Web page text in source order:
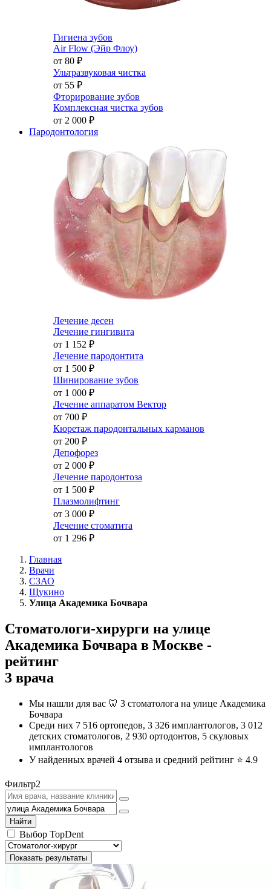
Гигиена зубов
Air Flow (Эйр Флоу)
от 80 ₽
Ультразвуковая чистка
от 55 ₽
Фторирование зубов
Комплексная чистка зубов
от 2 000 ₽
Пародонтология
Лечение десен
Лечение гингивита
от 1 152 ₽
Лечение пародонтита
от 1 500 ₽
Шинирование зубов
от 1 000 ₽
Лечение аппаратом Вектор
от 700 ₽
Кюретаж пародонтальных карманов
от 200 ₽
Депофорез
от 2 000 ₽
Лечение пародонтоза
от 1 500 ₽
Плазмолифтинг
от 3 000 ₽
Лечение стоматита
от 1 296 ₽
Главная
Врачи
СЗАО
Щукино
Улица Академика Бочвара
Стоматологи-хирурги на улице
Академика Бочвара в Москве -
рейтинг
3 врача
Мы нашли для вас 🦷 3 стоматолога на улице Академика
Бочвара
Среди них 7 516 ортопедов, 3 326 имплантологов, 3 012
детских стоматологов, 2 930 ортодонтов, 5 скуловых
имплантологов
У найденных врачей 4 отзыва и средний рейтинг ⭐️ 4.9
Фильтр2
Найти
Выбор TopDent
Показать результаты